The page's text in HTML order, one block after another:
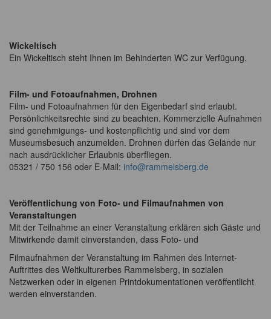
Wickeltisch
Ein Wickeltisch steht Ihnen im Behinderten WC zur Verfügung.
Film- und Fotoaufnahmen, Drohnen
Film- und Fotoaufnahmen für den Eigenbedarf sind erlaubt.
Persönlichkeitsrechte sind zu beachten. Kommerzielle Aufnahmen
sind genehmigungs- und kostenpflichtig und sind vor dem
Museumsbesuch anzumelden. Drohnen dürfen das Gelände nur
nach ausdrücklicher Erlaubnis überfliegen.
05321 / 750 156 oder E-Mail: info@rammelsberg.de
Veröffentlichung von Foto- und Filmaufnahmen von
Veranstaltungen
Mit der Teilnahme an einer Veranstaltung erklären sich Gäste und
Mitwirkende damit einverstanden, dass Foto- und
Filmaufnahmen der Veranstaltung im Rahmen des Internet-
Auftrittes des Weltkulturerbes Rammelsberg, in sozialen
Netzwerken oder in eigenen Printdokumentationen veröffentlicht
werden einverstanden.